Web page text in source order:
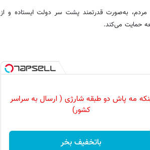
به‌صورت قدرتمند پشت سر دولت ایستاده و از
حمایت می‌کند.
مه پاش دو طبقه شارژی ( ارسال به سراسر
کشور)
باتخفیف بخر